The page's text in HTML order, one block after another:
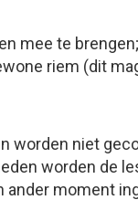
mee te
riem (dit
worden niet
worden de
moment